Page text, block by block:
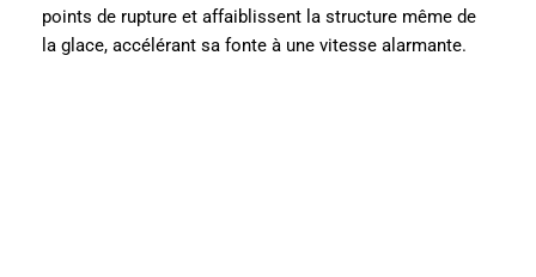
points de rupture et affaiblissent la structure même de
la glace, accélérant sa fonte à une vitesse alarmante.